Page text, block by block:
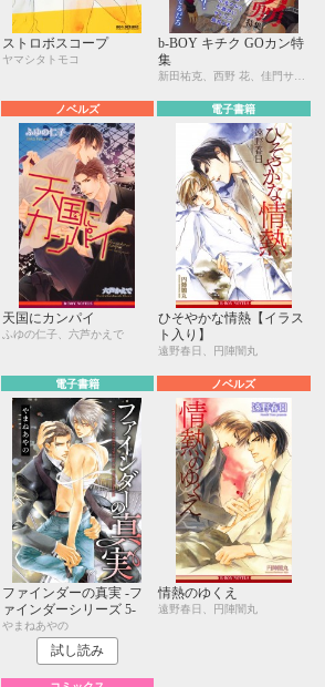
ストロボスコープ
ヤマシタトモコ
b-BOY キチク GOカン特
集
ノベルズ
天国にカンパイ
ふゆの仁子、六芦かえで
電子書籍
ひそやかな情熱【イラス
ト入り】
遠野春日、円陣闇丸
電子書籍
ファインダーの真実 -フ
ァインダーシリーズ 5-
やまねあやの
試し読み
ノベルズ
情熱のゆくえ
遠野春日、円陣闇丸